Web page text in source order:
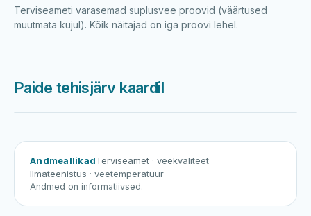
Terviseameti varasemad suplusvee proovid (väärtused
muutmata kujul). Kõik näitajad on iga proovi lehel.
Paide tehisjärv kaardil
AndmeallikadTerviseamet · veekvaliteet
Ilmateenistus · veetemperatuur
Andmed on informatiivsed.